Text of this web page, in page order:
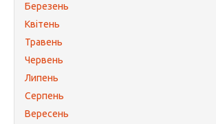
Березень
Квітень
Травень
Червень
Липень
Серпень
Вересень